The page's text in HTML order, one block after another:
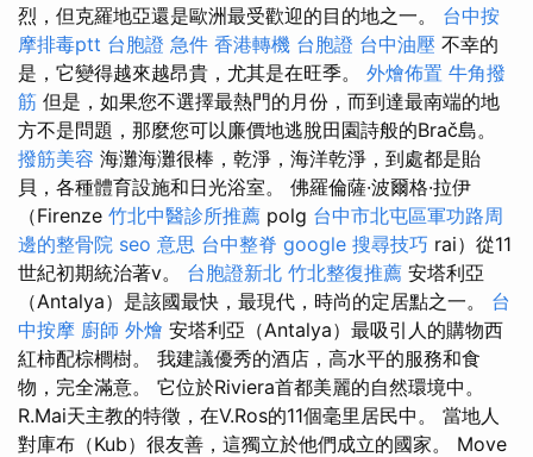
烈，但克羅地亞還是歐洲最受歡迎的目的地之一。 台中按
摩排毒ptt 台胞證 急件 香港轉機 台胞證 台中油壓 不幸的
是，它變得越來越昂貴，尤其是在旺季。 外燴佈置 牛角撥
筋 但是，如果您不選擇最熱門的月份，而到達最南端的地
方不是問題，那麼您可以廉價地逃脫田園詩般的Brač島。
撥筋美容 海灘海灘很棒，乾淨，海洋乾淨，到處都是貽
貝，各種體育設施和日光浴室。 佛羅倫薩·波爾格·拉伊
（Firenze 竹北中醫診所推薦 polg 台中市北屯區軍功路周
邊的整骨院 seo 意思 台中整脊 google 搜尋技巧 rai）從11
世紀初期統治著v。 台胞證新北 竹北整復推薦 安塔利亞
（Antalya）是該國最快，最現代，時尚的定居點之一。 台
中按摩 廚師 外燴 安塔利亞（Antalya）最吸引人的購物西
紅柿配棕櫚樹。 我建議優秀的酒店，高水平的服務和食
物，完全滿意。 它位於Riviera首都美麗的自然環境中。
R.Mai天主教的特徵，在V.Ros的11個毫里居民中。 當地人
對庫布（Kub）很友善，這獨立於他們成立的國家。 Move